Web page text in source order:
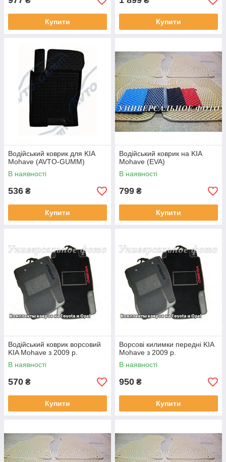
Купити Купити
Водійський коврик для KIA
Mohavе (AVTO-GUMM)
В наявності
536 ₴
Купити
Водійський коврик на KIA
Mohave (EVA)
В наявності
799 ₴
Купити
Водійський коврик ворсовий
KIA Mohave з 2009 р.
В наявності
570 ₴
Купити
Ворсові килимки передні KIA
Mohave з 2009 р.
В наявності
950 ₴
Купити